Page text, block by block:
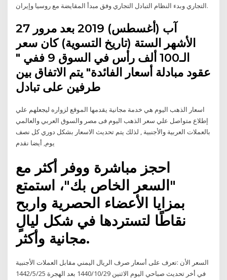
التجاري وبدء النظام التبادل التجاري وفق مبدأ المقايضة مع روسيا وإيران.
27 آب (أغسطس) 2019 بعد مرور
الأشهر الستة (تاريخ التسوية) كان سعر
الـ100 ألف رأس في السوق 9 ففي "
عقود مبادلة أسعار الفائدة" يتم الاتفاق بين
اسعار الذهب اليوم هي خدمة مجانية يقدمها الموقع لزواره ليجعلهم علي
إطلاع متواصل علي سعر الذهب اليوم فى مصر والسوق العربي والعالمي
بالعملات العربية والأجنبية , لذلك يتم تحديث الاسعار بشكل دوري كل نصف
يوم, أيضا نقدم
احجز مباشرة ووفر أكثر مع
"السعر الخاص بك"، استمتع
بمزايا الأعضاء الحصرية واربح
نقاطًا لتستردها في شكل ليالٍ
مجانية وأكثر.
السعر الأن :تعرف على أسعار صرف الريال اليمني مقابل العملات الأجنبية
في أخر تحديث صباحي اليوم الاثنين 29‏‏/10‏‏/1440 بعد الهجرة 25‏‏/5‏‏/1442